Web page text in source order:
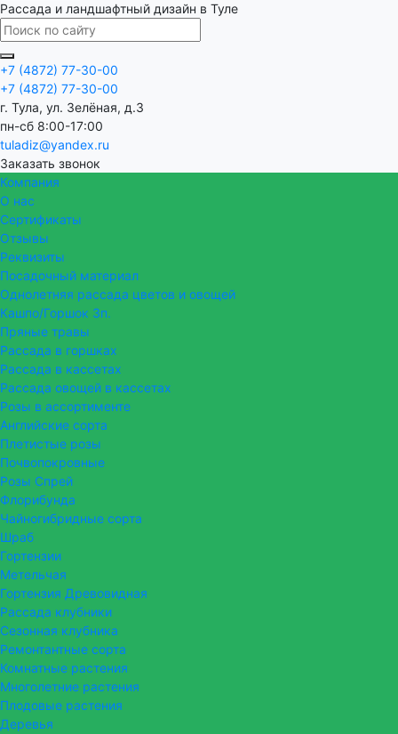
Рассада и ландшафтный дизайн в Туле
+7 (4872) 77-30-00
+7 (4872) 77-30-00
г. Тула, ул. Зелёная, д.3
пн-сб 8:00-17:00
tuladiz@yandex.ru
Заказать звонок
Компания
О нас
Сертификаты
Отзывы
Реквизиты
Посадочный материал
Однолетняя рассада цветов и овощей
Кашпо/Горшок 3п.
Пряные травы
Рассада в горшках
Рассада в кассетах
Рассада овощей в кассетах
Розы в ассортименте
Английские сорта
Плетистые розы
Почвопокровные
Розы Спрей
Флорибунда
Чайногибридные сорта
Шраб
Гортензии
Метельчая
Гортензия Древовидная
Рассада клубники
Сезонная клубника
Ремонтантные сорта
Комнатные растения
Многолетние растения
Плодовые растения
Деревья